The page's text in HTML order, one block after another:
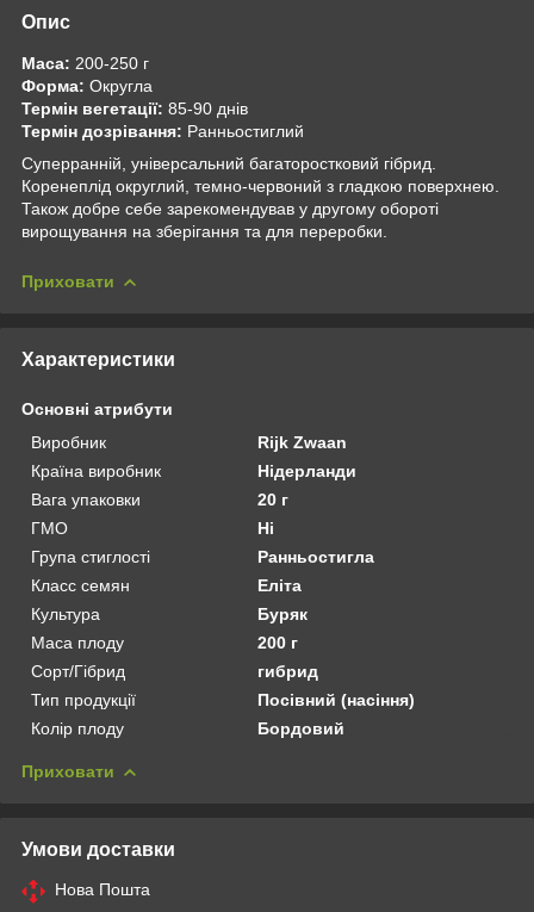
Опис
Маса: 200-250 г
Форма: Округла
Термін вегетації: 85-90 днів
Термін дозрівання: Ранньостиглий
Суперранній, універсальний багаторостковий гібрид.
Коренеплід округлий, темно-червоний з гладкою поверхнею.
Також добре себе зарекомендував у другому обороті
вирощування на зберігання та для переробки.
Приховати
Характеристики
Основні атрибути
Виробник
Rijk Zwaan
Країна виробник
Нідерланди
Вага упаковки
20 г
ГМО
Ні
Група стиглості
Ранньостигла
Класс семян
Еліта
Культура
Буряк
Маса плоду
200 г
Сорт/Гібрид
гибрид
Тип продукції
Посівний (насіння)
Колір плоду
Бордовий
Приховати
Умови доставки
Нова Пошта